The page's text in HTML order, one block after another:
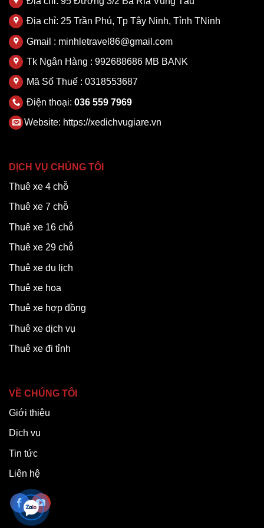
Địa chỉ: 25 Trần Phú, Tp Tây Ninh, Tỉnh TNinh
Gmail : minhletravel86@gmail.com
Tk Ngân Hàng : 992688686 MB BANK
Mã Số Thuế : 0318553687
Điện thoại: 036 559 7969
Website: https://xedichvugiare.vn
DỊCH VỤ CHÚNG TÔI
Thuê xe 4 chỗ
Thuê xe 7 chỗ
Thuê xe 16 chỗ
Thuê xe 29 chỗ
Thuê xe du lịch
Thuê xe hoa
Thuê xe hợp đồng
Thuê xe dịch vụ
Thuê xe đi tỉnh
VỀ CHÚNG TÔI
Giới thiệu
Dịch vụ
Tin tức
Liên hệ